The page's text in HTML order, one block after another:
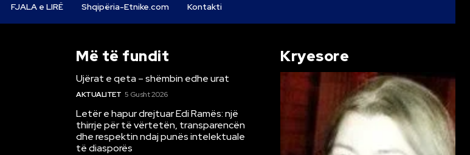
FJALA e LIRË Shqipëria-Etnike.com Kontakti
Më të fundit
Ujërat e qeta – shëmbin edhe urat
AKTUALITET 5 Gusht 2026
Letër e hapur drejtuar Edi Ramës: një
thirrje për të vërtetën, transparencën
dhe respektin ndaj punës intelektuale
të diasporës
Kryesore